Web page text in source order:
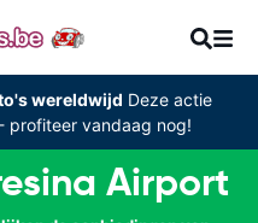
wereldwijd Deze actie
profiteer vandaag nog!
Airport